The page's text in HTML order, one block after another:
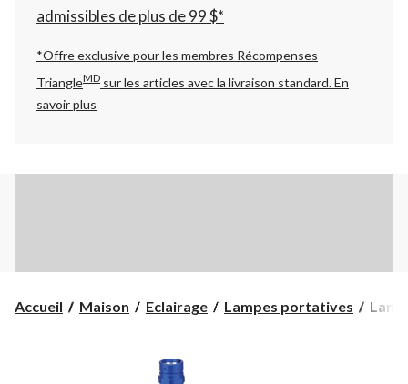
admissibles de plus de 99 $*
*Offre exclusive pour les membres Récompenses
TriangleMD sur les articles avec la livraison standard.En
savoir plus
Accueil Maison Eclairage Lampes portatives